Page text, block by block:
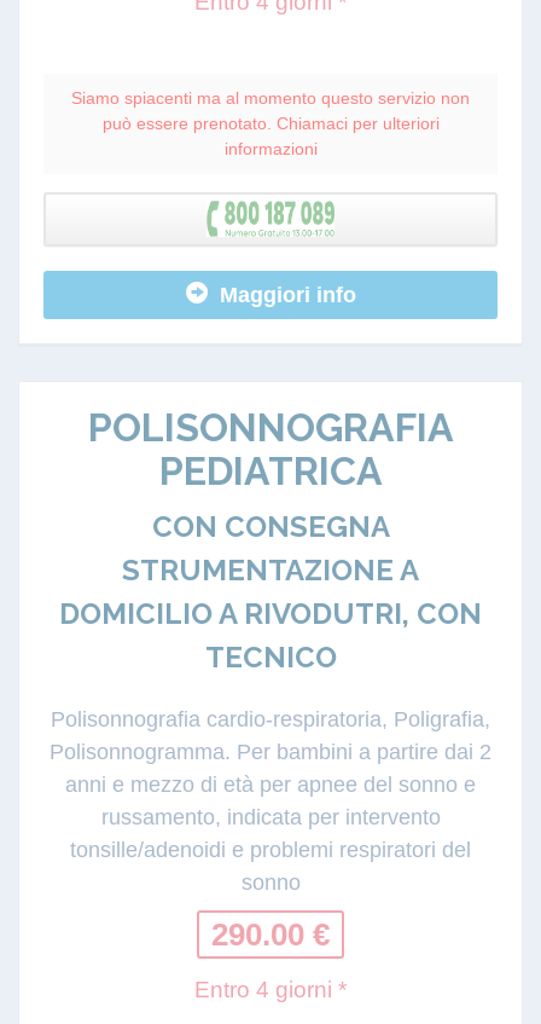
Siamo spiacenti ma al momento questo servizio non
può essere prenotato. Chiamaci per ulteriori
informazioni
Maggiori info
POLISONNOGRAFIA
PEDIATRICA
CON CONSEGNA
STRUMENTAZIONE A
DOMICILIO A RIVODUTRI, CON
TECNICO
Polisonnografia cardio-respiratoria, Poligrafia,
Polisonnogramma. Per bambini a partire dai 2
anni e mezzo di età per apnee del sonno e
russamento, indicata per intervento
tonsille/adenoidi e problemi respiratori del
sonno
290.00 €
Entro 4 giorni *